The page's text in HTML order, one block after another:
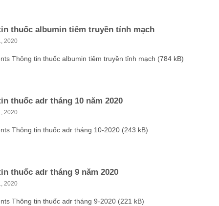
thuốc albumin tiêm truyền tỉnh mạch
2020
Thông tin thuốc albumin tiêm truyền tỉnh mạch (784 kB)
thuốc adr tháng 10 năm 2020
2020
Thông tin thuốc adr tháng 10-2020 (243 kB)
thuốc adr tháng 9 năm 2020
2020
Thông tin thuốc adr tháng 9-2020 (221 kB)